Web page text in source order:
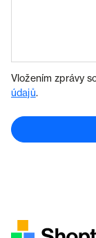
Vložením zprávy
údajů.